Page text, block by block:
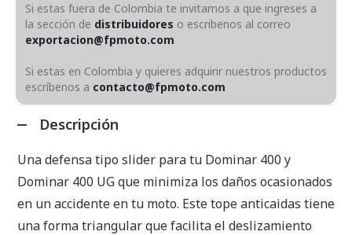
Si estas fuera de Colombia te invitamos a que ingreses a
la sección de distribuidores o escribenos al correo
exportacion@fpmoto.com
Si estas en Colombia y quieres adquirir nuestros productos
escríbenos a contacto@fpmoto.com
Descripción
Una defensa tipo slider para tu Dominar 400 y
Dominar 400 UG que minimiza los daños ocasionados
en un accidente en tu moto. Este tope anticaidas tiene
una forma triangular que facilita el deslizamiento